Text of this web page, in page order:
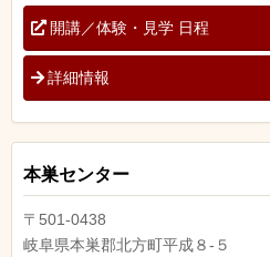
開講／体験・見学 日程
詳細情報
本巣センター
〒501-0438
岐阜県本巣郡北方町平成８-５